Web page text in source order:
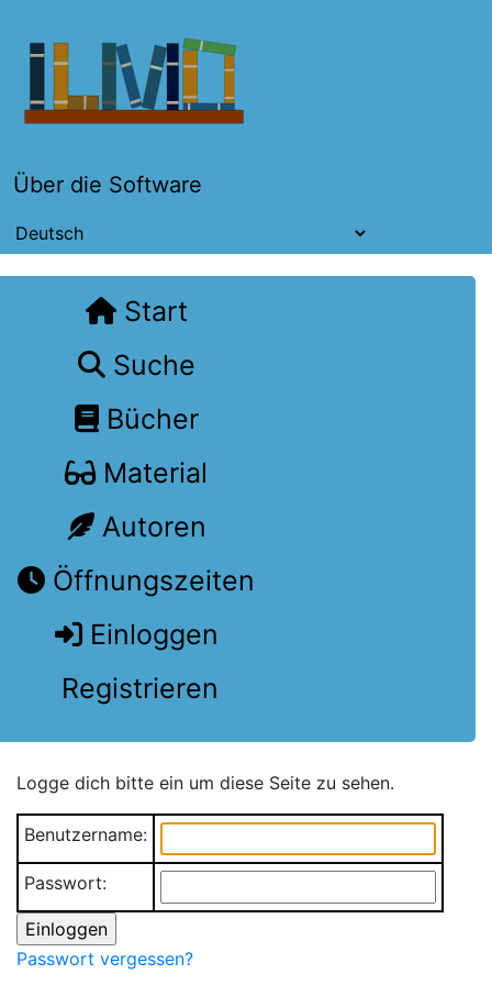
Über die Software
Start
Suche
Bücher
Material
Autoren
Öffnungszeiten
Einloggen
Registrieren
Logge dich bitte ein um diese Seite zu sehen.
Benutzername:
Passwort:
Passwort vergessen?